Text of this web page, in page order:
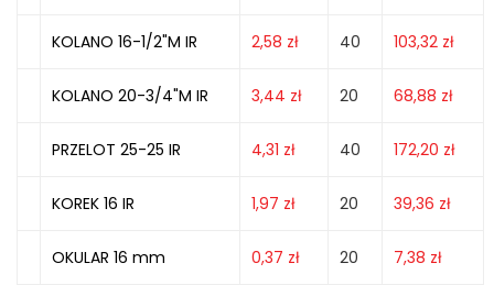
KOLANO 16-1/2"M IR 2,58 zł 40 103,32 zł
KOLANO 20-3/4"M IR 3,44 zł 20 68,88 zł
PRZELOT 25-25 IR 4,31 zł 40 172,20 zł
KOREK 16 IR 1,97 zł 20 39,36 zł
OKULAR 16 mm 0,37 zł 20 7,38 zł